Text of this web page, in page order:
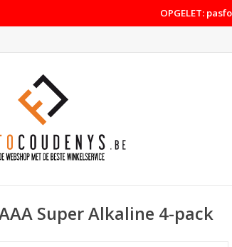
OPGELET:
Super Alkaline 4-pack